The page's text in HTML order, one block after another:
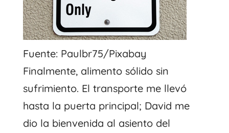
Fuente: Paulbr75/Pixabay
Finalmente, alimento sólido sin
sufrimiento. El transporte me llevó
hasta la puerta principal; David me
dio la bienvenida al asiento del